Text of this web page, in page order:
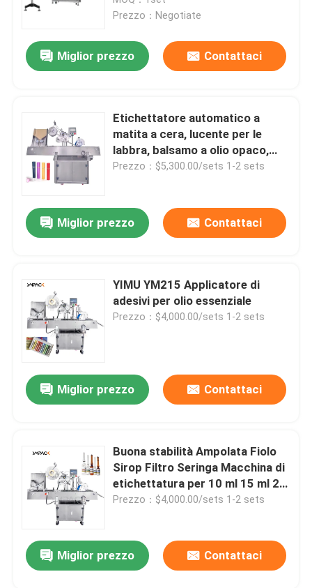
Etichettatrice della bottiglia quadrata
Etichettatrice di superficie piana
etichettatrice della borsa
Macchina per l'etichettatura di stampa
Tappatrice di riempimento
Macchina di sigillamento di induzione
Macchina di rifornimento della salsa
Accessori dell'etichettatrice
Applicatore automatico dell'etichetta dei semi
Prezzo：Negotiate
Miglior prezzo Contattaci
Etichettatore automatico a
matita a cera, lucente per le
labbra, balsamo a olio opaco,
macchinario di etichettatura dei
Prezzo：$5,300.00/sets 1-2 sets
Miglior prezzo Contattaci
YIMU YM215 Applicatore di
adesivi per olio essenziale
Prezzo：$4,000.00/sets 1-2 sets
Miglior prezzo Contattaci
Buona stabilità Ampolata Fiolo
Sirop Filtro Seringa Macchina di
etichettatura per 10 ml 15 ml 20
ml Bottiglie
Prezzo：$4,000.00/sets 1-2 sets
Miglior prezzo Contattaci